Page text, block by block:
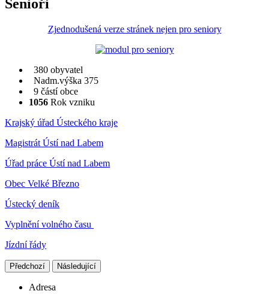
Senioři
Zjednodušená verze stránek nejen pro seniory
380 obyvatel
Nadm.výška 375
9 částí obce
1056 Rok vzniku
Krajský úřad Ústeckého kraje
Magistrát Ústí nad Labem
Úřad práce Ústí nad Labem
Obec Velké Březno
Ústecký deník
Vyplnění volného času
Jízdní řády
Předchozí Následující
Adresa